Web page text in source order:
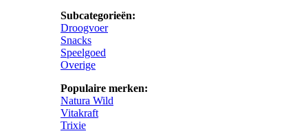
Subcategorieën:
Droogvoer
Snacks
Speelgoed
Overige
Populaire merken:
Natura Wild
Vitakraft
Trixie